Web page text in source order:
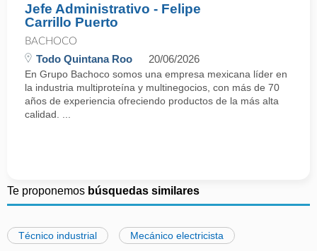
Jefe Administrativo - Felipe
Carrillo Puerto
BACHOCO
Todo Quintana Roo 20/06/2026
En Grupo Bachoco somos una empresa mexicana líder en
la industria multiproteína y multinegocios, con más de 70
años de experiencia ofreciendo productos de la más alta
calidad. ...
Te proponemos búsquedas similares
Técnico industrial Mecánico electricista